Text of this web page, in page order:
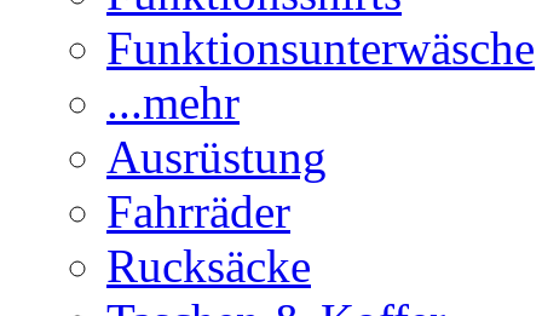
Funktionsunterwäsche
...mehr
Ausrüstung
Fahrräder
Rucksäcke